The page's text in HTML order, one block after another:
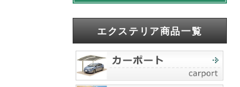
エクステリア商品一覧